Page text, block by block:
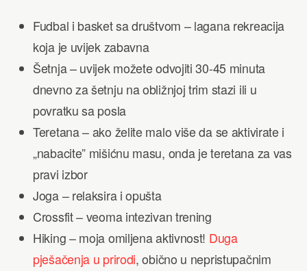
Fudbal i basket sa društvom – lagana rekreacija
koja je uvijek zabavna
Šetnja – uvijek možete odvojiti 30-45 minuta
dnevno za šetnju na obližnjoj trim stazi ili u
povratku sa posla
Teretana – ako želite malo više da se aktivirate i
„nabacite” mišićnu masu, onda je teretana za vas
pravi izbor
Joga – relaksira i opušta
Crossfit – veoma intezivan trening
Hiking – moja omiljena aktivnost! Duga
pješačenja u prirodi, obično u nepristupačnim